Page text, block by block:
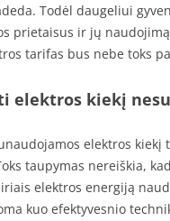
Todėl daugeliui
prietaisus ir jų
tarifas bus nebe toks
elektros kiekį
elektros kiekį
taupymas nereiškia,
elektros energiją
kuo efektyvesnio